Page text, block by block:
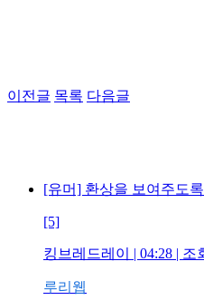
이전글 목록 다음글
[유머] 환상을 보여주도
[5]
킹브레드레이 | 04:28 | 조
루리웹